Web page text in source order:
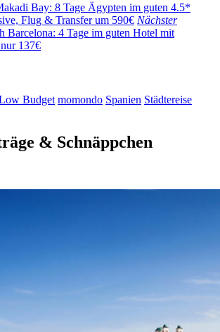
Bay: 8 Tage Ägypten im guten 4.5*
Flug & Transfer um 590€ Nächster
Barcelona: 4 Tage im guten Hotel mit
137€
Budget momondo Spanien Städtereise
& Schnäppchen